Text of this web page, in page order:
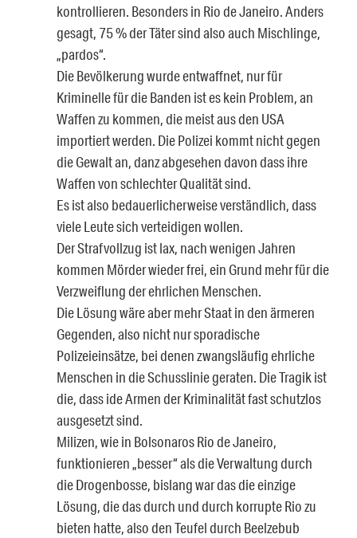
kontrollieren. Besonders in Rio de Janeiro. Anders
gesagt, 75 % der Täter sind also auch Mischlinge,
„pardos“.
Die Bevölkerung wurde entwaffnet, nur für
Kriminelle für die Banden ist es kein Problem, an
Waffen zu kommen, die meist aus den USA
importiert werden. Die Polizei kommt nicht gegen
die Gewalt an, danz abgesehen davon dass ihre
Waffen von schlechter Qualität sind.
Es ist also bedauerlicherweise verständlich, dass
viele Leute sich verteidigen wollen.
Der Strafvollzug ist lax, nach wenigen Jahren
kommen Mörder wieder frei, ein Grund mehr für die
Verzweiflung der ehrlichen Menschen.
Die Lösung wäre aber mehr Staat in den ärmeren
Gegenden, also nicht nur sporadische
Polizeieinsätze, bei denen zwangsläufig ehrliche
Menschen in die Schusslinie geraten. Die Tragik ist
die, dass ide Armen der Kriminalität fast schutzlos
ausgesetzt sind.
Milizen, wie in Bolsonaros Rio de Janeiro,
funktionieren „besser“ als die Verwaltung durch
die Drogenbosse, bislang war das die einzige
Lösung, die das durch und durch korrupte Rio zu
bieten hatte, also den Teufel durch Beelzebub